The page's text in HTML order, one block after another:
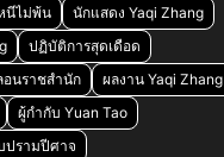
นีไม่พ้น
นักแสดง Yaqi Zhang
ปฏิบัติการสุดเดือด
นราชสำนัก
ผลงาน Yaqi Zhang
ผู้กำกับ Yuan Tao
ปรามปีศาจ